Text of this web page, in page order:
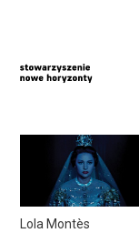
Lola Montès